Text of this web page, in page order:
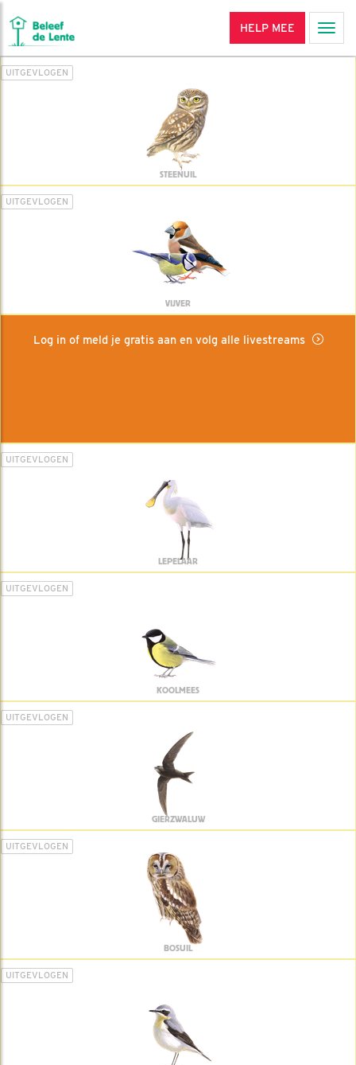
HELP MEE
UITGEVLOGEN
STEENUIL
UITGEVLOGEN
VIJVER
Log in of meld je gratis aan en volg alle livestreams
UITGEVLOGEN
LEPELAAR
UITGEVLOGEN
KOOLMEES
UITGEVLOGEN
GIERZWALUW
UITGEVLOGEN
BOSUIL
UITGEVLOGEN